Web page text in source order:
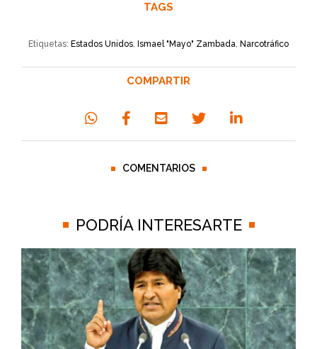
TAGS
Etiquetas: Estados Unidos, Ismael "Mayo" Zambada, Narcotráfico
COMPARTIR
COMENTARIOS
PODRÍA INTERESARTE